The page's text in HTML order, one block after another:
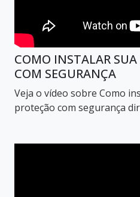
COMO INSTALAR SUA
COM SEGURANÇA
Veja o vídeo sobre Como
proteção com segurança